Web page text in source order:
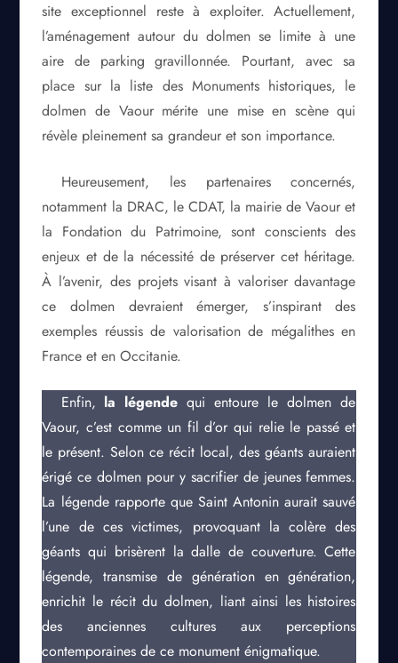
site exceptionnel reste à exploiter. Actuellement,
l’aménagement autour du dolmen se limite à une
aire de parking gravillonnée. Pourtant, avec sa
place sur la liste des Monuments historiques, le
dolmen de Vaour mérite une mise en scène qui
révèle pleinement sa grandeur et son importance.
Heureusement, les partenaires concernés,
notamment la DRAC, le CDAT, la mairie de Vaour et
la Fondation du Patrimoine, sont conscients des
enjeux et de la nécessité de préserver cet héritage.
À l’avenir, des projets visant à valoriser davantage
ce dolmen devraient émerger, s’inspirant des
exemples réussis de valorisation de mégalithes en
France et en Occitanie.
Enfin, la légendequi entoure le dolmen de
Vaour, c’est comme un fil d’or qui relie le passé et
le présent. Selon ce récit local, des géants auraient
érigé ce dolmen pour y sacrifier de jeunes femmes.
La légende rapporte que Saint Antonin aurait sauvé
l’une de ces victimes, provoquant la colère des
géants qui brisèrent la dalle de couverture. Cette
légende, transmise de génération en génération,
enrichit le récit du dolmen, liant ainsi les histoires
des anciennes cultures aux perceptions
contemporaines de ce monument énigmatique.